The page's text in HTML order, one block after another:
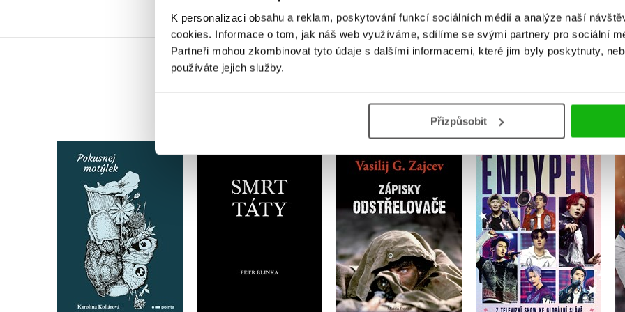
K personalizaci obsahu a reklam, poskytování funkcí sociálních médií a analýze naší
cookies. Informace o tom, jak náš web využíváme, sdílíme se svými partnery pro sociální
Partneři mohou zkombinovat tyto údaje s dalšími informacemi, které jim byly poskytnuty,
používáte jejich služby.
Přizpůsobit
Pokusnej Motýlek
Karolína Kollárová
Do košíku
279 Kč
223 Kč
Petr Blinka
Do košíku
Zápisky odstřelovače
Vasilij G. Zajcev
Do košíku
349 Kč
279 Kč
Ultimátní průvodce
Enhypen
Future Publishing
Do košíku
349 Kč
279 Kč